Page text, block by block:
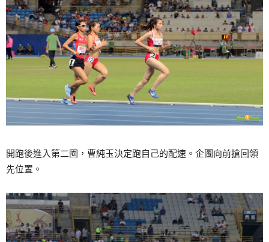
開跑後進入第二圈，曹純玉決定跑自己的配速。企圖向前搶回領
先位置。